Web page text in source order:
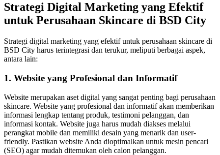
Strategi Digital Marketing yang Efektif
untuk Perusahaan Skincare di BSD City
Strategi digital marketing yang efektif untuk perusahaan skincare di
BSD City harus terintegrasi dan terukur, meliputi berbagai aspek,
antara lain:
1. Website yang Profesional dan Informatif
Website merupakan aset digital yang sangat penting bagi perusahaan
skincare. Website yang profesional dan informatif akan memberikan
informasi lengkap tentang produk, testimoni pelanggan, dan
informasi kontak. Website juga harus mudah diakses melalui
perangkat mobile dan memiliki desain yang menarik dan user-
friendly. Pastikan website Anda dioptimalkan untuk mesin pencari
(SEO) agar mudah ditemukan oleh calon pelanggan.